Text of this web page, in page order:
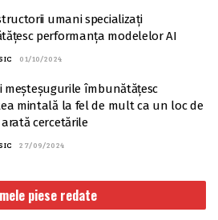
umani specializați
performanța modelelor AI
01/10/2024
meșteșugurile îmbunătățesc
mintală la fel de mult ca un loc de
cercetările
27/09/2024
piese redate